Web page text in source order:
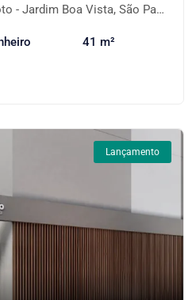
Jardim Boa Vista, São Paulo-SP
41 m²
Lançamento